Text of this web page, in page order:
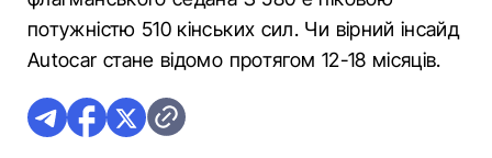
потужністю 510 кінських сил. Чи вірний інсайд
Autocar стане відомо протягом 12-18 місяців.